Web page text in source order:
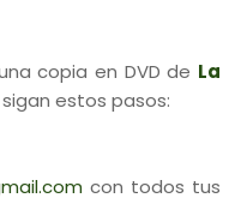
copia en DVD de La
sigan estos pasos:
con todos tus